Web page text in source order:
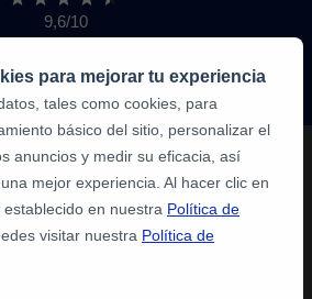
9,6/10
1.339.284
de
alumnos
para mejorar tu experiencia
tales como cookies, para
básico del sitio, personalizar el
anuncios y medir su eficacia, así
mejor experiencia. Al hacer clic en
establecido en nuestra Política de
visitar nuestra Política de